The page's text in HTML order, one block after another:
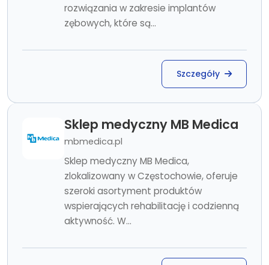
rozwiązania w zakresie implantów
zębowych, które są...
Szczegóły
Sklep medyczny MB Medica
mbmedica.pl
Sklep medyczny MB Medica,
zlokalizowany w Częstochowie, oferuje
szeroki asortyment produktów
wspierających rehabilitację i codzienną
aktywność. W...